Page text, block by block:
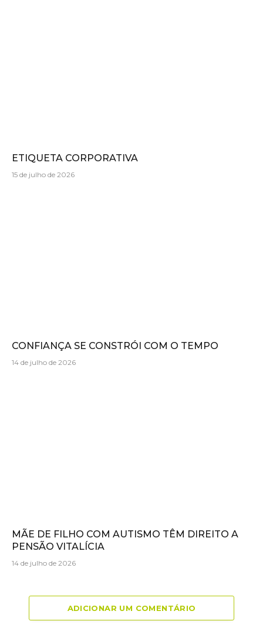
ETIQUETA CORPORATIVA
15 de julho de 2026
CONFIANÇA SE CONSTRÓI COM O TEMPO
14 de julho de 2026
MÃE DE FILHO COM AUTISMO TÊM DIREITO A
PENSÃO VITALÍCIA
14 de julho de 2026
ADICIONAR UM COMENTÁRIO